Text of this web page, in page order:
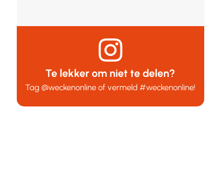
Te lekker om niet te delen?
Tag@weckenonline of vermeld#weckenonline!